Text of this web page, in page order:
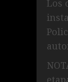
Los